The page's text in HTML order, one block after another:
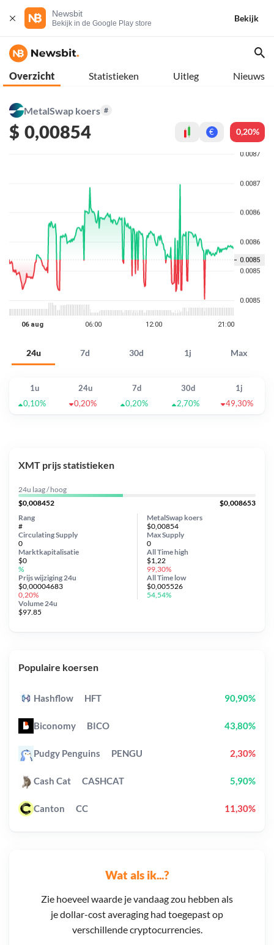
Newsbit
Bekijk in de Google Play store
Bekijk
Overzicht Statistieken Uitleg Nieuws
MetalSwap koers #
$ 0,00854 € 0,20%
24u 7d 30d 1j Max
1u 24u 7d 30d
1j
0,10%
0,20% 0,20% 2,70% 49,30%
Wat als ik...?
Zie hoeveel waarde je vandaag zou hebben als
je dollar-cost averaging had toegepast op
verschillende cryptocurrencies.
XMT prijs statistieken
24u laag / hoog
$0,008452
$0,008653
MetalSwap koers
$0,00854
Circulating Supply
0
Prijs wijziging 24u
$0,00004683
0,20%
Max Supply
0
Marktkapitalisatie
$0
%
Volume 24u
$97.85
Rang
#
All Timehigh
$1,22
99,30%
All Time low
$0,005526
54,54%
Populaire koersen
Hashflow HFT 90,90%
Biconomy BICO 43,80%
Pudgy Penguins PENGU 2,30%
Cash Cat CASHCAT 5,90%
Canton CC 11,30%